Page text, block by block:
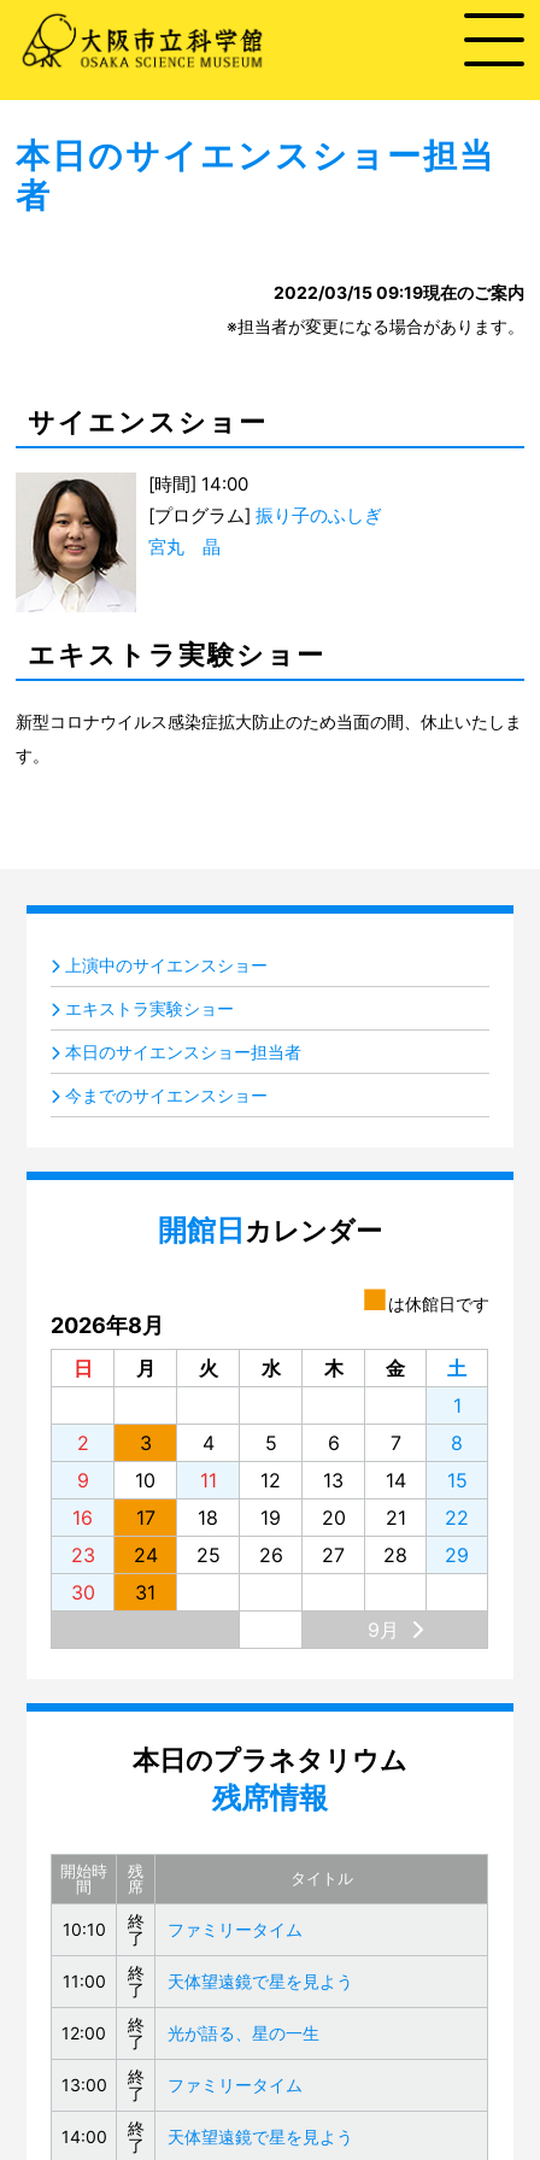
本日のサイエンスショー担当
者
2022/03/15 09:19現在のご案内
※担当者が変更になる場合があります。
サイエンスショー
[時間] 14:00
[プログラム]振り子のふしぎ
宮丸 晶
エキストラ実験ショー
新型コロナウイルス感染症拡大防止のため当面の間、休止いたしま
す。
上演中のサイエンスショー
エキストラ実験ショー
本日のサイエンスショー担当者
今までのサイエンスショー
開館日 カレンダー
■は休館日です
2026年8月
日 月 火 水 木 金
土
1
2
3 4 5 6 7
8
9
10 11 12 13 14
15
16
17 18 19 20 21
22
23
24 25 26 27 28
29
30
31
9月
本日のプラネタリウム
残席情報
開始時
間
残
席
タイトル
10:10
終
了
ファミリータイム
11:00
終
了
天体望遠鏡で星を見よう
12:00
終
了
光が語る、星の一生
13:00
終
了
ファミリータイム
14:00
終
了
天体望遠鏡で星を見よう